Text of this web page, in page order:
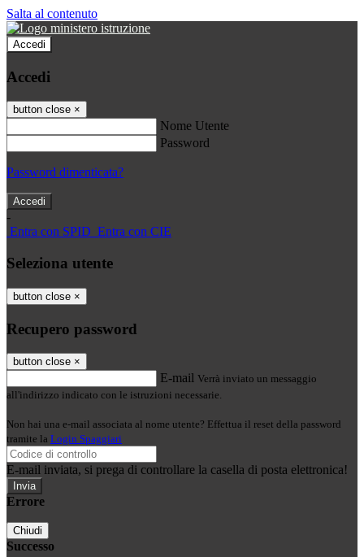
Salta al contenuto
Accedi
Accedi
button close ×
Nome Utente
Password
Password dimenticata?
-
Entra con SPID Entra con CIE
Seleziona utente
button close ×
Recupero password
button close ×
E-mail Verrà inviato un messaggio
all'indirizzo indicato con le istruzioni necessarie.
Non hai una e-mail associata al nome utente? Effettua il reset della password
tramite la Login Spaggiari
E-mail inviata, si prega di controllare la casella di posta elettronica!
Errore
Chiudi
Successo